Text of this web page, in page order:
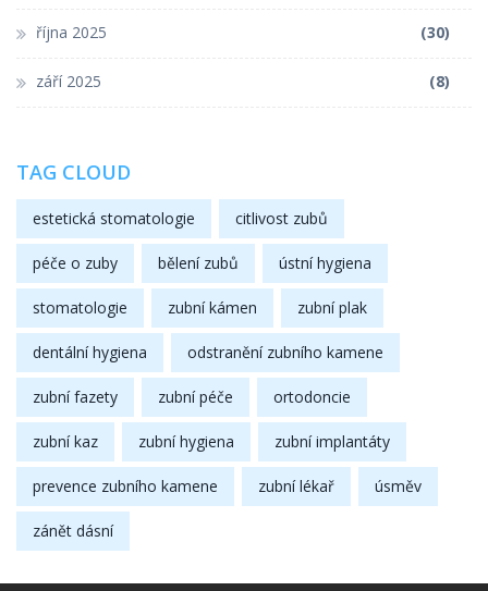
října 2025 (30)
září 2025 (8)
TAG CLOUD
estetická stomatologie citlivost zubů
péče o zuby bělení zubů ústní hygiena
stomatologie zubní kámen zubní plak
dentální hygiena odstranění zubního kamene
zubní fazety zubní péče ortodoncie
zubní kaz zubní hygiena zubní implantáty
prevence zubního kamene zubní lékař úsměv
zánět dásní